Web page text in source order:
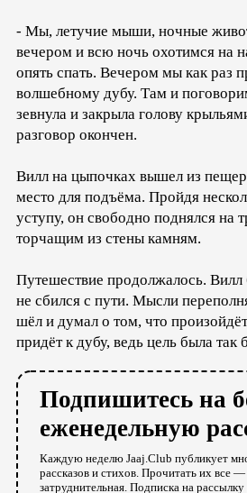
- Мы, летучие мыши, ночные
вечером и всю ночь охотимся на
опять спать. Вечером мы как раз
волшебному дубу. Там и
зевнула и закрыла голову
разговор окончен.
Вилл на цыпочках вышел из
место для подъёма. Пройдя
уступу, он свободно поднялся на
торчащим из стены камням.
Путешествие продолжалось. Вилл
не сбился с пути. Мысли
шёл и думал о том, что
придёт к дубу, ведь цель была так
Подпишитесь на
еженедельную
Каждую неделю Jaaj.Club публикует
рассказов и стихов. Прочитать их все —
затруднительная. Подписка на